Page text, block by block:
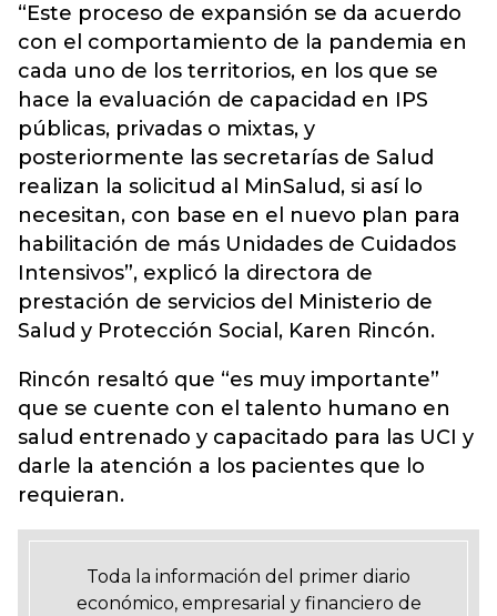
“Este proceso de expansión se da acuerdo
con el comportamiento de la pandemia en
cada uno de los territorios, en los que se
hace la evaluación de capacidad en IPS
públicas, privadas o mixtas, y
posteriormente las secretarías de Salud
realizan la solicitud al MinSalud, si así lo
necesitan, con base en el nuevo plan para
habilitación de más Unidades de Cuidados
Intensivos”, explicó la directora de
prestación de servicios del Ministerio de
Salud y Protección Social, Karen Rincón.
Rincón resaltó que “es muy importante”
que se cuente con el talento humano en
salud entrenado y capacitado para las UCI y
darle la atención a los pacientes que lo
requieran.
Toda la información del primer diario
económico, empresarial y financiero de